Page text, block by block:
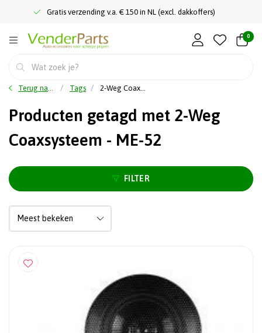
Gratis verzending v.a. € 150 in NL (excl. dakkoffers)
0
Terug naar home Tags 2-Weg Coaxsysteem - ME-52
Producten getagd met 2-Weg
Coaxsysteem - ME-52
FILTER